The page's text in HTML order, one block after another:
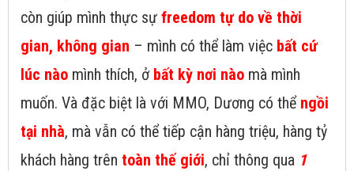
còn giúp mình thực sự freedom tự do về thời
gian, không gian – mình có thể làm việc bất cứ
lúc nào mình thích, ở bất kỳ nơi nào mà mình
muốn. Và đặc biệt là với MMO, Dương có thể ngồi
tại nhà, mà vẫn có thể tiếp cận hàng triệu, hàng tỷ
khách hàng trên toàn thế giới, chỉ thông qua 1